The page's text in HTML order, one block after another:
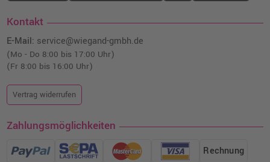
Kontakt
E-Mail: service@wiegand-gmbh.de
(Mo - Do 8:00 bis 17:00 Uhr)
(Fr 8:00 bis 16:00 Uhr)
Vertrag widerrufen
Zahlungsmöglichkeiten
Rechnung